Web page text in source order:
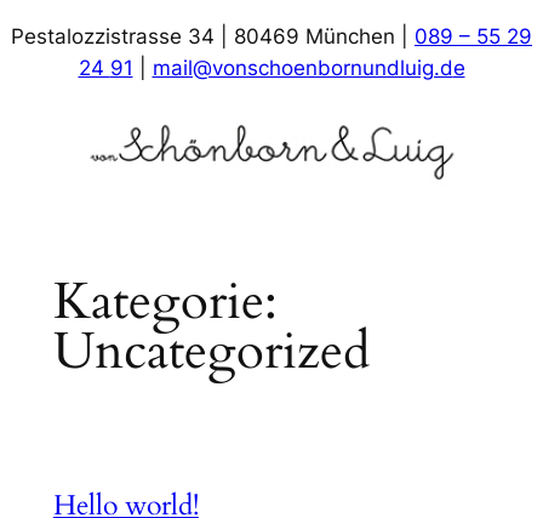
Zum
Pestalozzistrasse 34 | 80469 München | 089 – 55 29
24 91 mail@vonschoenbornundluig.de
Kategorie:
Uncategorized
Hello world!